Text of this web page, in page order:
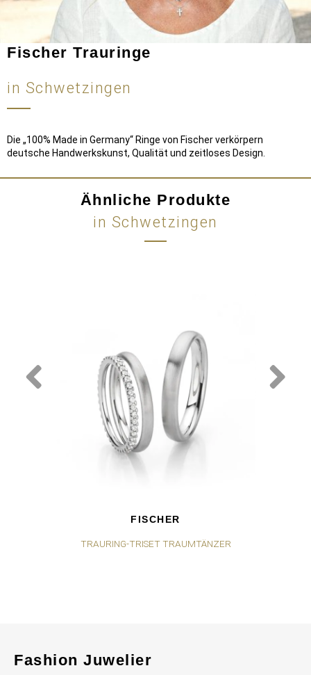
Fischer Trauringe
in Schwetzingen
Die „100% Made in Germany“ Ringe von Fischer verkörpern
deutsche Handwerkskunst, Qualität und zeitloses Design.
Ähnliche Produkte
in Schwetzingen
FISCHER
TRAURING-TRISET TRAUMTÄNZER
Fashion Juwelier